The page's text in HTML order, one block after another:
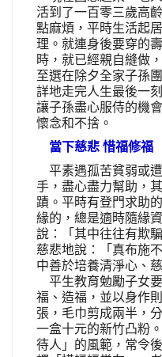
活到了一百零三歲高
點麻煩，平時生活起
理。就連身後要穿的
時，就已經親自縫做
至選在除夕全家子孫
詳地走完人生最後一
讓子孫盡心服侍的機
懷念和不捨。
當下慈悲 惜福修福
平素遇孤苦貧弱或
手，盡心盡力幫助，
蹟。平時有登門求助
緣的，總是適時隨緣
說：「其中往往有欺
慈悲地說：「真布施
中善於培養清淨心、
平生教育勉勵子女
福、造福，並以身作
張，毛巾剪成兩半，
一盒十元的新竹凸粉
待人」的風範，常令